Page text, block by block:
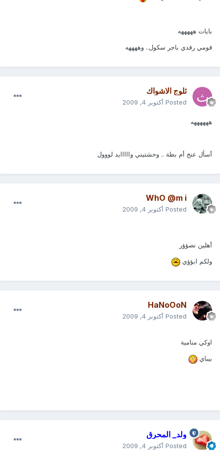
بايات هههههه
قومي رقدي باجر سكول.. وههههه
ثلوج الاشواك
Posted أكتوبر 4, 2009
ههههههه
أسأل عنج أم بطة .. وحشتيني وااااايد لووول
WhO @m i
Posted أكتوبر 4, 2009
أهلين نصؤؤر
ولكم ابؤؤي
HaNoOoN
Posted أكتوبر 4, 2009
اوكي منامية
بيباي
ولد_ المحرق
Posted أكتوبر 4, 2009